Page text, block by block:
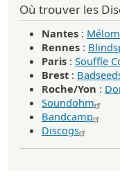
Où trouver les
Nantes :
Rennes :
Paris : Souffle
Brest :
Roche/Yon :
Soundohm
Bandcamp
Discogs